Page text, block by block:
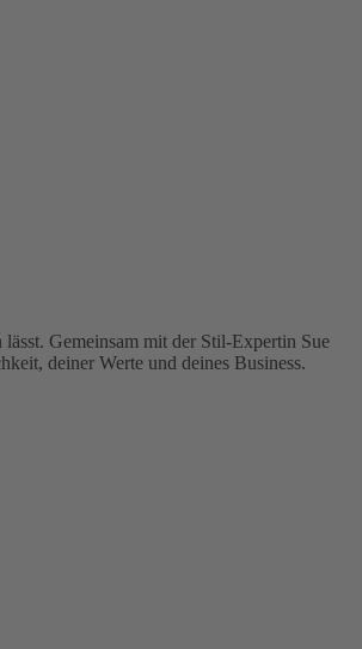
Gemeinsam mit der Stil-Expertin Sue
deiner Werte und deines Business.